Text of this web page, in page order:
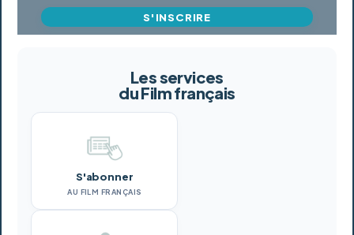
S'INSCRIRE
Les services
du Film français
S'abonner
AU FILM FRANÇAIS